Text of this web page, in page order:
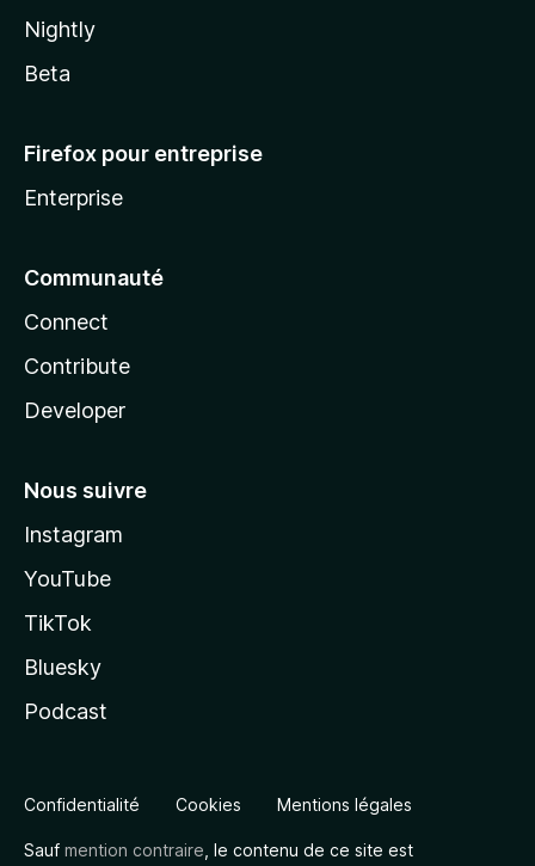
Nightly
Beta
Firefox pour entreprise
Enterprise
Communauté
Connect
Contribute
Developer
Nous suivre
Instagram
YouTube
TikTok
Bluesky
Podcast
Confidentialité Cookies Mentions légales
Sauf mention contraire , le contenu de ce site est